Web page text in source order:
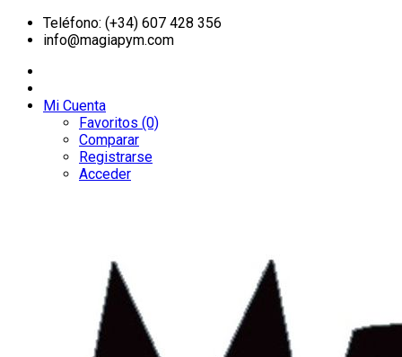
Teléfono: (+34) 607 428 356
info@magiapym.com
Mi Cuenta
Favoritos (0)
Comparar
Registrarse
Acceder